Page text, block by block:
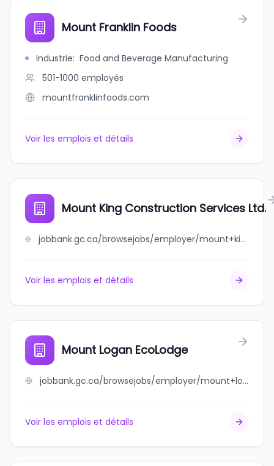
Mount Franklin Foods
Industrie: Food and Beverage Manufacturing
501-1000 employés
mountfranklinfoods.com
Voir les emplois et détails
Mount King Construction Services Ltd.
jobbank.gc.ca/browsejobs/employer/mount+king+construction+services+ltd./ca
Voir les emplois et détails
Mount Logan EcoLodge
jobbank.gc.ca/browsejobs/employer/mount+logan+ecolodge/ca
Voir les emplois et détails